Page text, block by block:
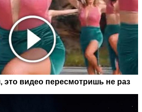
это видео пересмотришь не раз